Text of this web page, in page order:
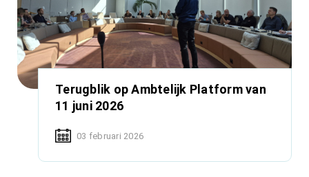
Terugblik op Ambtelijk Platform van
11 juni 2026
03 februari 2026